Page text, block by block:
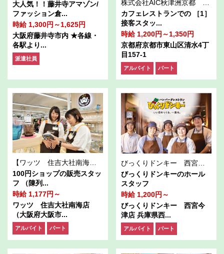
大人気！！藤井寺アマゾン/
ファッション倉...
時給 1,300円～1,625円
大阪府藤井寺市内 ★各線・
各駅より...
派遣社員
カフェレストランでの ［1］
接客スタッ...
時給 1,200円～1,350円
京都府京都市東山区清水4丁
目157-1
アルバイト パート
100円ショップの販売スタッ
フ （陳列...
時給 1,177円～
ワッツ 住吉大社南海店
（大阪府大阪市...
アルバイト パート
びっくりドンキーのホール
スタッフ
時給 1,200円～
びっくりドンキー 西宮今
津店 兵庫県西...
アルバイト パート